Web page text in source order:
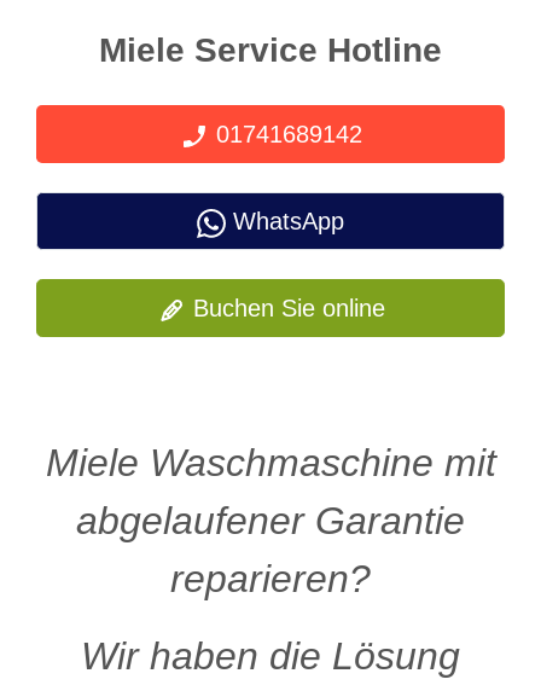
Miele Service Hotline
01741689142
WhatsApp
Buchen Sie online
Miele Waschmaschine mit
abgelaufener Garantie
reparieren?
Wir haben die Lösung